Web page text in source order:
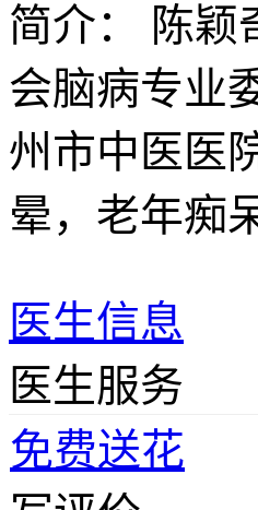
简介：
陈颖
会脑病专业
州市中医医
晕，老年痴
医生信息
医生服务
免费送花